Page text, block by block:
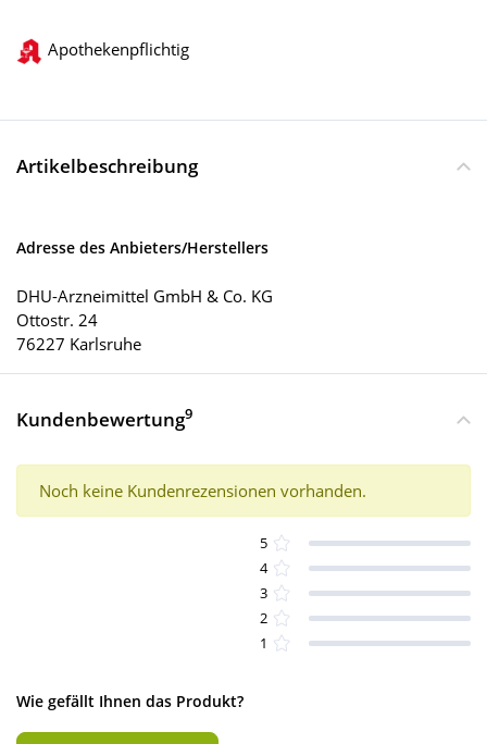
Apothekenpflichtig
Artikelbeschreibung
Adresse des Anbieters/Herstellers
DHU-Arzneimittel GmbH & Co. KG
Ottostr. 24
76227 Karlsruhe
Kundenbewertung9
Noch keine Kundenrezensionen vorhanden.
5
4
3
2
1
Wie gefällt Ihnen das Produkt?